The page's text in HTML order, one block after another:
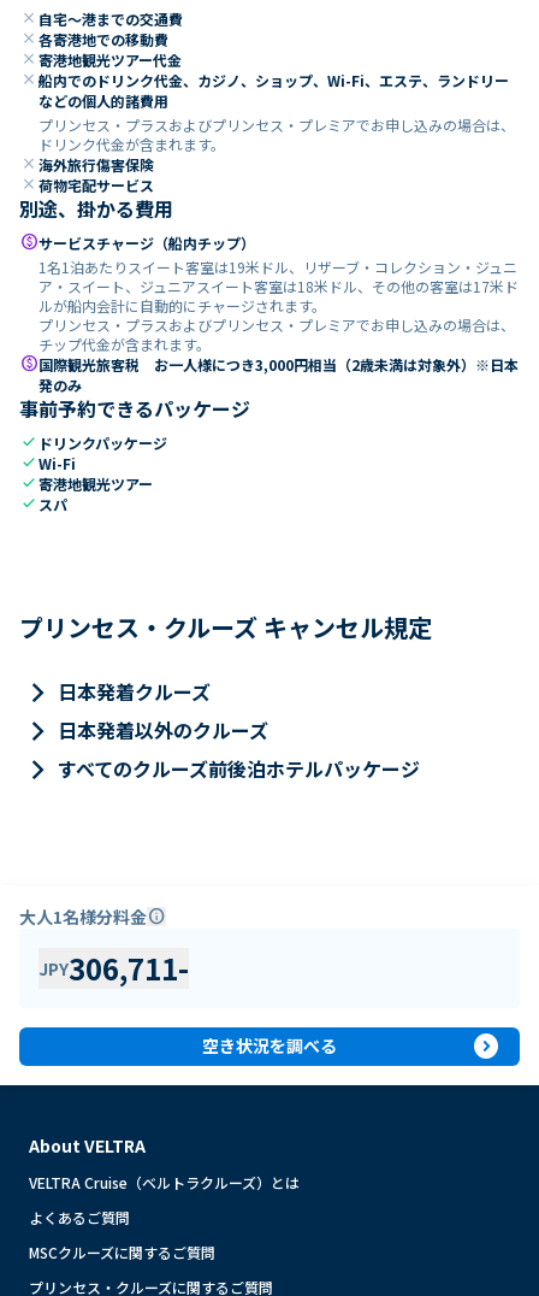
close 自宅～港までの交通費
close 各寄港地での移動費
close 寄港地観光ツアー代金
close 船内でのドリンク代金、カジノ、ショップ、Wi-Fi、エステ、ランドリー
などの個人的諸費用
プリンセス・プラスおよびプリンセス・プレミアでお申し込みの場合は、
ドリンク代金が含まれます。
close 海外旅行傷害保険
close 荷物宅配サービス
別途、掛かる費用
paidサービスチャージ（船内チップ）
1名1泊あたりスイート客室は19米ドル、リザーブ・コレクション・ジュニ
ア・スイート、ジュニアスイート客室は18米ドル、その他の客室は17米ド
ルが船内会計に自動的にチャージされます。
プリンセス・プラスおよびプリンセス・プレミアでお申し込みの場合は、
チップ代金が含まれます。
paid国際観光旅客税 お一人様につき3,000円相当（2歳未満は対象外）※日本
発のみ
事前予約できるパッケージ
check ドリンクパッケージ
checkWi-Fi
check寄港地観光ツアー
check スパ
プリンセス・クルーズ キャンセル規定
keyboard_arrow_right 日本発着クルーズ
keyboard_arrow_right 日本発着以外のクルーズ
keyboard_arrow_right すべてのクルーズ前後泊ホテルパッケージ
大人1名様分料金info
JPY306,711-
空き状況を調べる expand_circle_right
About VELTRA
VELTRA Cruise（ベルトラクルーズ）とは
よくあるご質問
MSCクルーズに関するご質問
プリンセス・クルーズに関するご質問